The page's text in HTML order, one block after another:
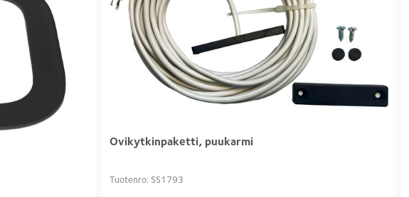
Ovikytkinpaketti, puukarmi
Tuotenro: SS1793